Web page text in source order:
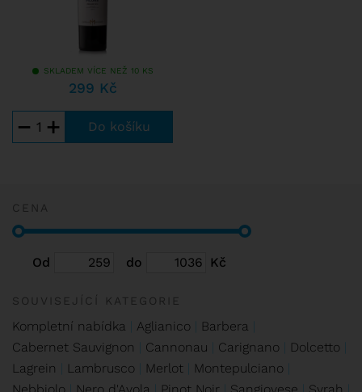
(Synonymum Primitivo: Zinfandel, Vranac, Vranec, Crljenak
SKLADEM VÍCE NEŽ 10 KS
299 Kč
− +
CENA
Od do Kč
SOUVISEJÍCÍ KATEGORIE
Kompletní nabídka Aglianico
Barbera
Cabernet Sauvignon
Cannonau Carignano
Dolcetto
Lagrein
Lambrusco Merlot
Montepulciano